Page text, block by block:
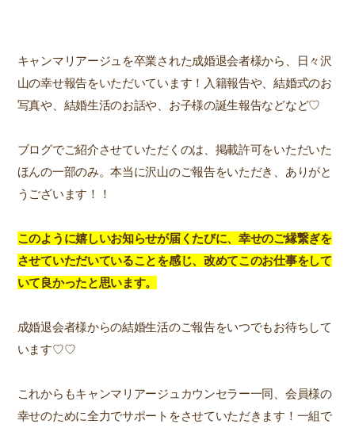
キャンマリアージュを卒業された成婚退会者様から、日々沢
山の幸せ報告をいただいています！入籍報告や、結婚式のお
写真や、結婚生活のお話や、お子様の誕生報告などなど♡
ブログでご紹介させていただくのは、掲載許可をいただいた
ほんの一部のみ。本当に沢山のご報告をいただき、ありがと
うございます！！
このように嬉しいお知らせが届くたびに、幸せのご縁繋ぎを
させていただいていることを感じ、改めてこのお仕事をして
いて良かったと思います。
成婚退会者様からの結婚生活のご報告をいつでもお待ちして
います♡♡
これからもキャンマリアージュカウンセラー一同、会員様の
幸せのために全力でサポートをさせていただきます！一組で